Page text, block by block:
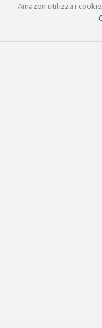
Amazon utilizza i